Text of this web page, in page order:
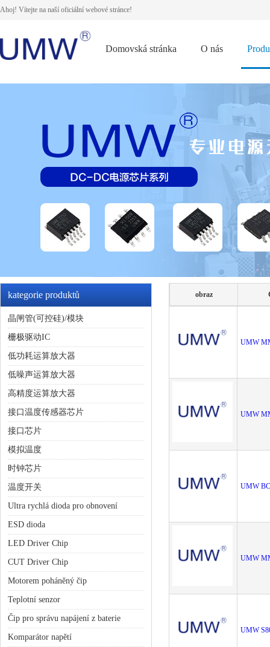
Ahoj! Vítejte na naší oficiální webové stránce!
Domovská stránka O nás
kategorie produktů
晶闸管(可控硅)/模块
栅极驱动IC
低功耗运算放大器
低噪声运算放大器
高精度运算放大器
接口温度传感器芯片
接口芯片
模拟温度
时钟芯片
温度开关
Ultra rychlá dioda pro obnovení
ESD dioda
LED Driver Chip
CUT Driver Chip
Motorem poháněný čip
Teplotní senzor
Čip pro správu napájení z baterie
Komparátor napětí
obraz
UMW
UMW
UMW
UMW
UMW